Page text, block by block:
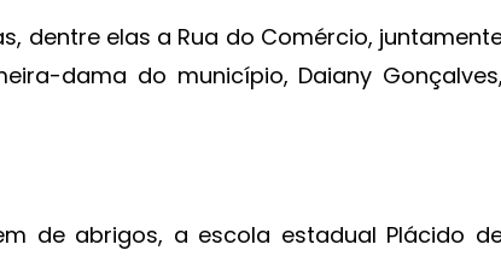
dentre elas a Rua do Comércio,
dama do município, Daiany Gonçalves,
de abrigos, a escola estadual Plácido